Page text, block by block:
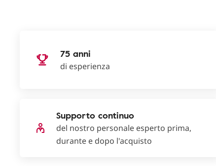
75 anni
di esperienza
Supporto continuo
del nostro personale esperto prima,
durante e dopo l'acquisto